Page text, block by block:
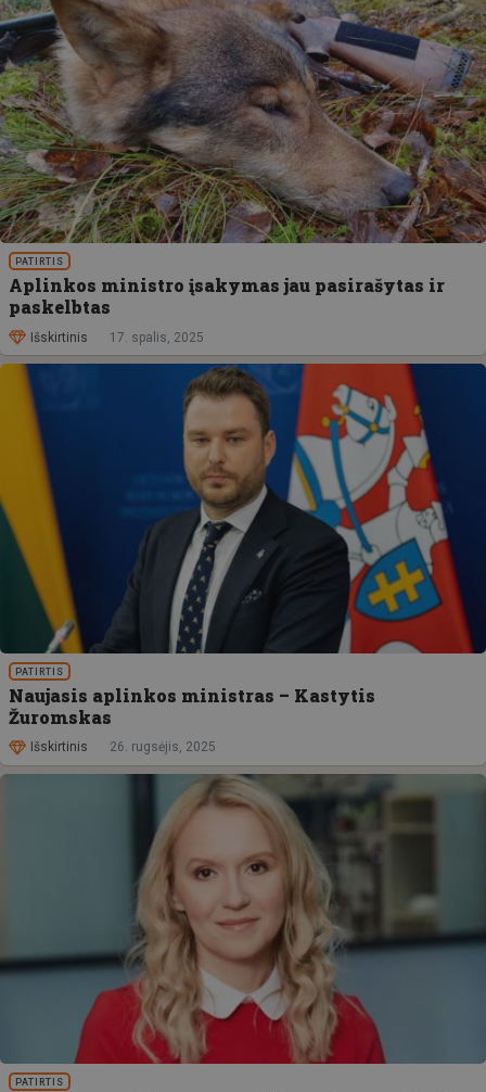
PATIRTIS
Aplinkos ministro įsakymas jau pasirašytas ir
paskelbtas
Išskirtinis 17. spalis, 2025
PATIRTIS
Naujasis aplinkos ministras – Kastytis
Žuromskas
Išskirtinis 26. rugsėjis, 2025
PATIRTIS